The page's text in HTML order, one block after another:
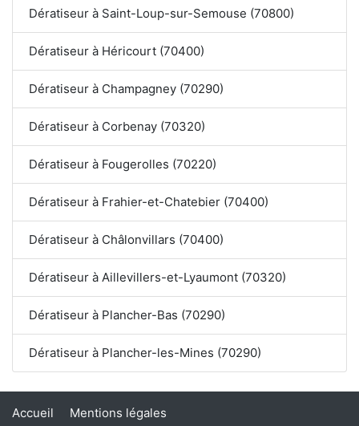
Dératiseur à Saint-Loup-sur-Semouse (70800)
Dératiseur à Héricourt (70400)
Dératiseur à Champagney (70290)
Dératiseur à Corbenay (70320)
Dératiseur à Fougerolles (70220)
Dératiseur à Frahier-et-Chatebier (70400)
Dératiseur à Châlonvillars (70400)
Dératiseur à Aillevillers-et-Lyaumont (70320)
Dératiseur à Plancher-Bas (70290)
Dératiseur à Plancher-les-Mines (70290)
Accueil Mentions légales